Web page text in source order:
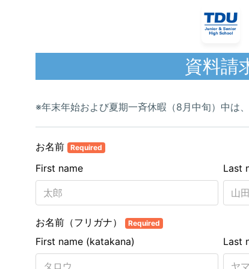
資料請
※年末年始および夏期一斉休暇（8月中旬）中は
お名前 Required
Last
First name
お名前（フリガナ） Required
Last
First name (katakana)